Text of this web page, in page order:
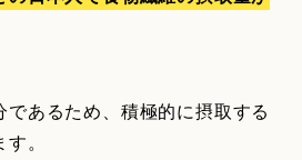
あるため、積極的に摂取する
。